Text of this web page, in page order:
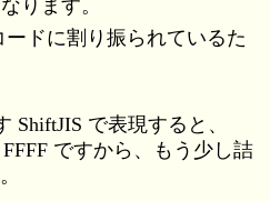
ります。
ードに割り振られているた
ShiftJIS で表現すると、
ですから、もう少し詰